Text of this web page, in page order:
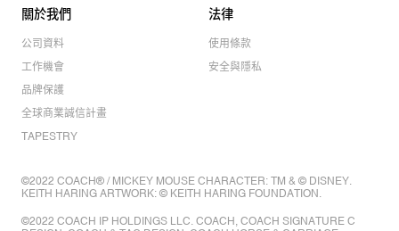
關於我們
公司資料
工作機會
品牌保護
全球商業誠信計畫
TAPESTRY
法律
使用條款
安全與隱私
©2022 COACH® / MICKEY MOUSE CHARACTER: TM & © DISNEY.
KEITH HARING ARTWORK: © KEITH HARING FOUNDATION.
©2022 COACH IP HOLDINGS LLC. COACH, COACH SIGNATURE C